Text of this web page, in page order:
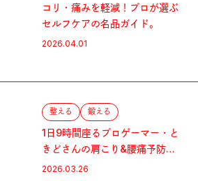
コリ・痛みを軽減！プロが選ぶ
セルフケアの名品ガイド。
2026.04.01
整える 鍛える
1日9時間座るプロゲーマー・と
きどさんの肩こり&腰痛予防
術。
2026.03.26